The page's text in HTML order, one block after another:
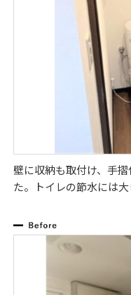
壁に収納も取付け、手
た。トイレの節水には大